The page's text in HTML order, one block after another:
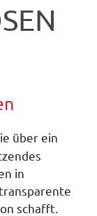
über ein
in
schafft.